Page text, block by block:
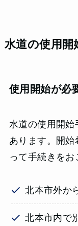
水道の使用開
使用開始が必
水道の使用開始
あります。開始
って手続きをお
北本市外か
北本市内で